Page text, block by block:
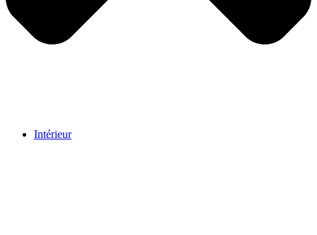
Intérieur